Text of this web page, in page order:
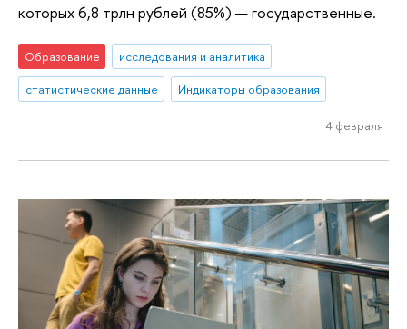
которых 6,8 трлн рублей (85%) — государственные.
Образование
исследования и аналитика
статистические данные
Индикаторы образования
4 февраля